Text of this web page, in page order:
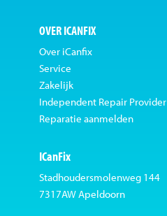
OVER ICANFIX
Over iCanfix
Service
Zakelijk
Independent Repair Provider
Reparatie aanmelden
ICanFix
Stadhoudersmolenweg 144
7317AW Apeldoorn